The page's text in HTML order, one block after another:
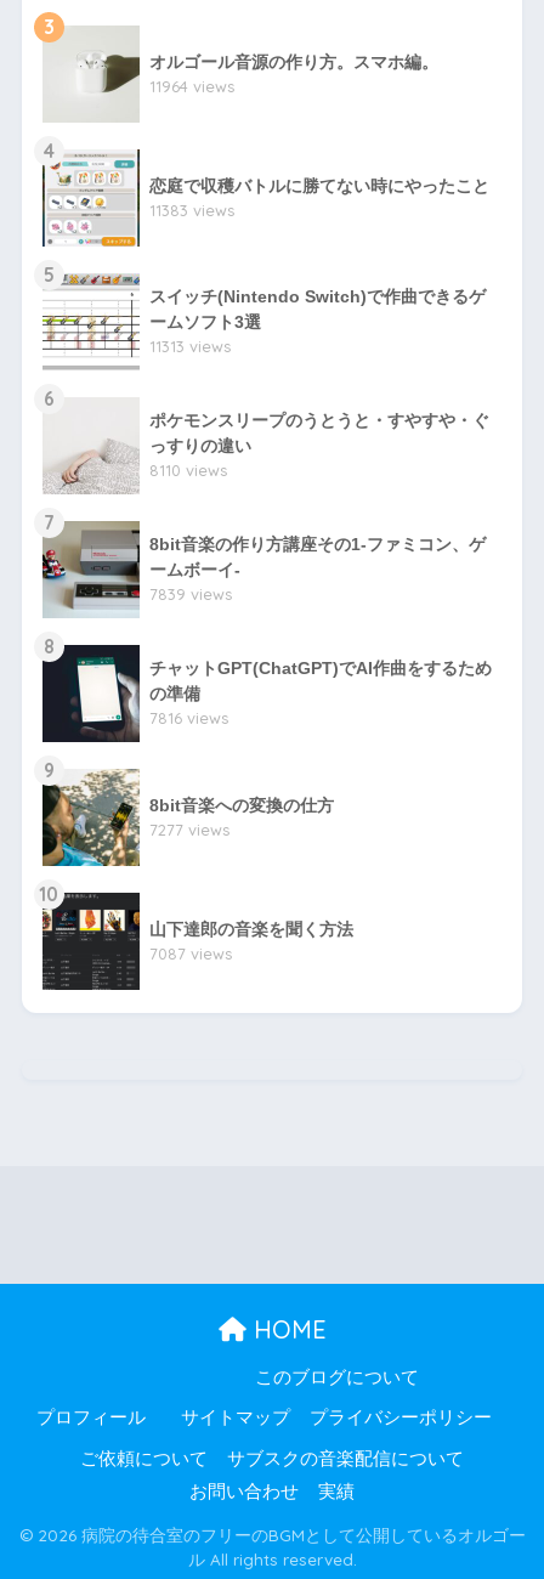
3
オルゴール音源の作り方。スマホ編。
11964 views
4
恋庭で収穫バトルに勝てない時にやったこと
11383 views
5
スイッチ(Nintendo Switch)で作曲できるゲ
ームソフト3選
11313 views
6
ポケモンスリープのうとうと・すやすや・ぐ
っすりの違い
8110 views
7
8bit音楽の作り方講座その1-ファミコン、ゲ
ームボーイ-
7839 views
8
チャットGPT(ChatGPT)でAI作曲をするため
の準備
7816 views
9
8bit音楽への変換の仕方
7277 views
10
山下達郎の音楽を聞く方法
7087 views
HOME
プロフィール
このブログについて
サイトマップ プライバシーポリシー
ご依頼について
サブスクの音楽配信について
お問い合わせ
実績
© 2026 病院の待合室のフリーのBGMとして公開しているオルゴー
ル All rights reserved.